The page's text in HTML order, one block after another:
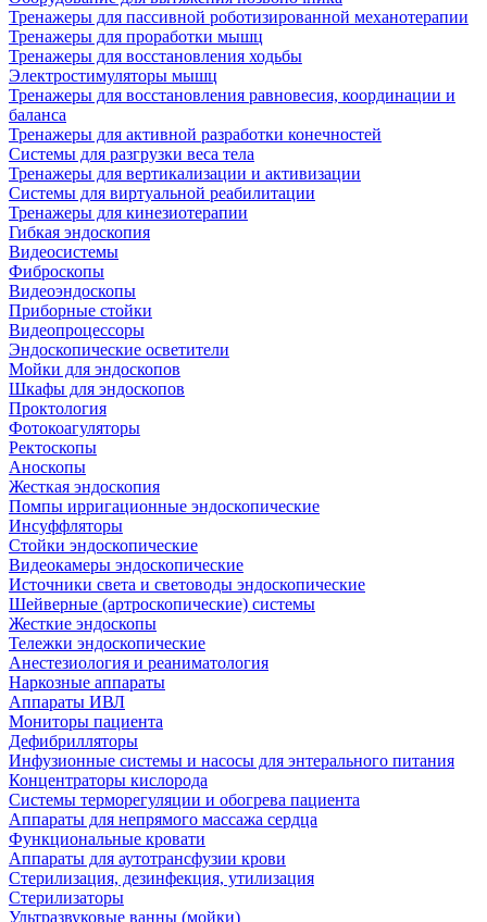
Тренажеры для пассивной роботизированной механотерапии
Тренажеры для проработки мышц
Тренажеры для восстановления ходьбы
Электростимуляторы мышц
Тренажеры для восстановления равновесия, координации и
баланса
Тренажеры для активной разработки конечностей
Системы для разгрузки веса тела
Тренажеры для вертикализации и активизации
Системы для виртуальной реабилитации
Тренажеры для кинезиотерапии
Гибкая эндоскопия
Видеосистемы
Фиброскопы
Видеоэндоскопы
Приборные стойки
Видеопроцессоры
Эндоскопические осветители
Мойки для эндоскопов
Шкафы для эндоскопов
Проктология
Фотокоагуляторы
Ректоскопы
Аноскопы
Жесткая эндоскопия
Помпы ирригационные эндоскопические
Инсуффляторы
Стойки эндоскопические
Видеокамеры эндоскопические
Источники света и световоды эндоскопические
Шейверные (артроскопические) системы
Жесткие эндоскопы
Тележки эндоскопические
Анестезиология и реаниматология
Наркозные аппараты
Аппараты ИВЛ
Мониторы пациента
Дефибрилляторы
Инфузионные системы и насосы для энтерального питания
Концентраторы кислорода
Системы терморегуляции и обогрева пациента
Аппараты для непрямого массажа сердца
Функциональные кровати
Аппараты для аутотрансфузии крови
Стерилизация, дезинфекция, утилизация
Стерилизаторы
Ультразвуковые ванны (мойки)